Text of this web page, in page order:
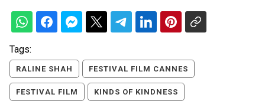
Tags:
RALINE SHAH FESTIVAL FILM CANNES
FESTIVAL FILM KINDS OF KINDNESS